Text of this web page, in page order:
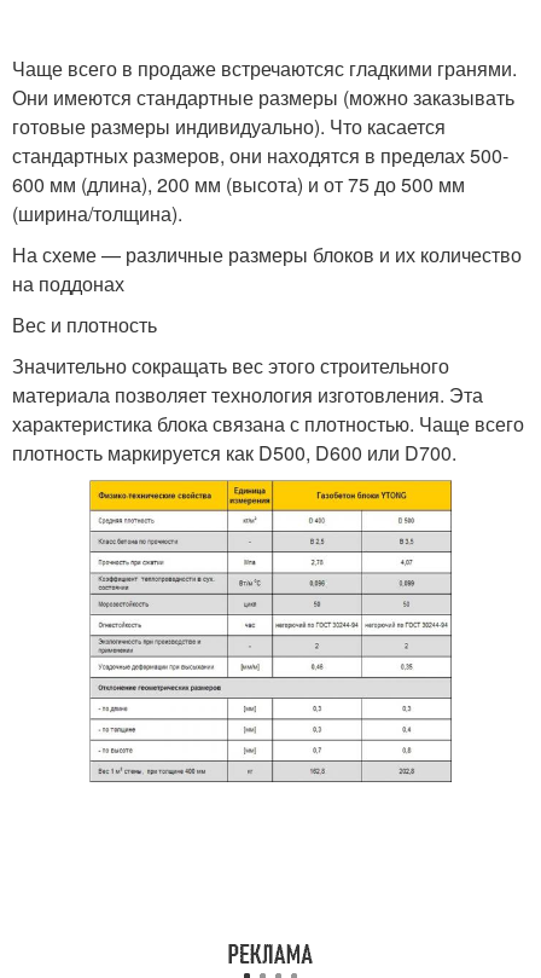
Чаще всего в продаже встречаютсяс гладкими гранями.
Они имеются стандартные размеры (можно заказывать
готовые размеры индивидуально). Что касается
стандартных размеров, они находятся в пределах 500-
600 мм (длина), 200 мм (высота) и от 75 до 500 мм
(ширина/толщина).
На схеме — различные размеры блоков и их количество
на поддонах
Вес и плотность
Значительно сокращать вес этого строительного
материала позволяет технология изготовления. Эта
характеристика блока связана с плотностью. Чаще всего
плотность маркируется как D500, D600 или D700.